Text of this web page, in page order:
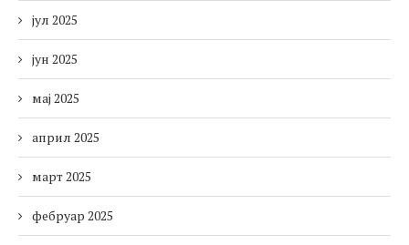
јул 2025
јун 2025
мај 2025
април 2025
март 2025
фебруар 2025